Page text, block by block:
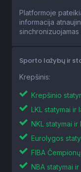
Platformoje
informacija
sinchronizuojamas
Sporto lažybų ir
Krepšinis:
Krepšinio
LKL statymai ir
NKL statymai
Eurolygos
FIBA
NBA statymai